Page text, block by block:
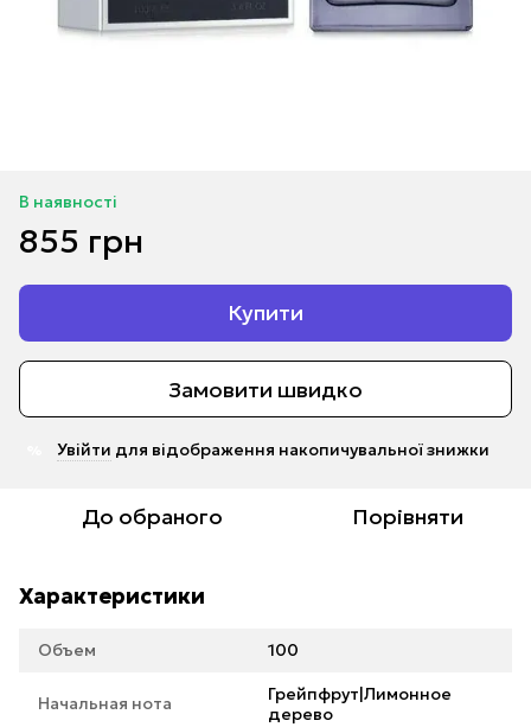
В наявності
855 грн
Купити
Замовити швидко
Увійти для відображення накопичувальної знижки
До обраного Порівняти
Характеристики
Объем 100
Начальная нота
Грейпфрут|Лимонное
дерево